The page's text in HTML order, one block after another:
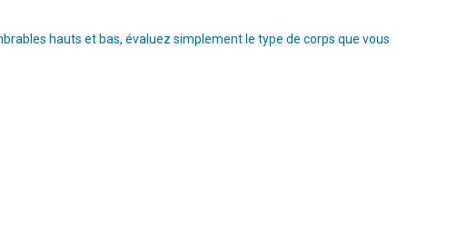
hauts et bas, évaluez simplement le type de corps que vous